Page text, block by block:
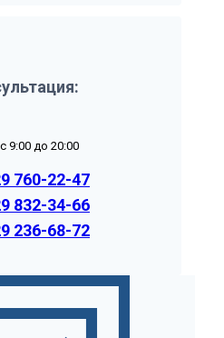
9:00 до 20:00
760-22-47
832-34-66
236-68-72